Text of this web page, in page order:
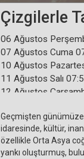
Çizgilerle
06 Ağustos
07 Ağustos Cuma
10 Ağustos
11 Ağustos Salı
12 Ağustos
Geçmişten
idaresinde, kültür,
özellikle Orta Asya
yankı oluşturmuş,